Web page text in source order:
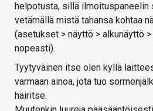
helpotusta, sillä ilmoituspaneelin
vetämällä mistä tahansa kohtaa
(asetukset > näyttö > alkunäyttö
nopeasti).
Tyytyväinen itse olen kyllä
varmaan ainoa, jota tuo
häiritse.